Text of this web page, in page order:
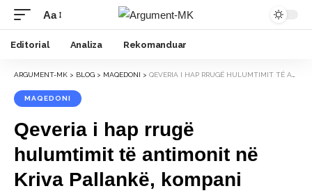
Font
Resizer
Aa
Editorial Analiza Rekomanduar
ARGUMENT-MK > BLOG > MAQEDONI > QEVERIA I HAP RRUGË HULUMTIMIT TË ANTIMONIT NË KRIVA PALLANKË, KOMPANI AUSTRALIANE INVESTON 5 MILIONË DOLLARË
MAQEDONI
Qeveria i hap rrugë
hulumtimit të antimonit në
Kriva Pallankë, kompani